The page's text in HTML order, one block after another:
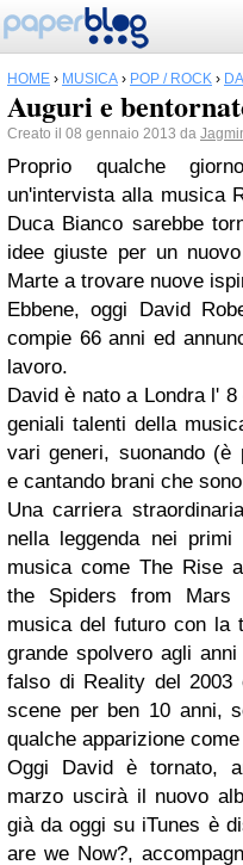
HOME › MUSICA › POP / ROCK ›
Auguri e
Creato il 08 gennaio 2013 da
Proprio qualche
un'intervista alla musica
Duca Bianco sarebbe
idee giuste per un
Marte a trovare nuove
Ebbene, oggi David
compie 66 anni ed
lavoro.
David è nato a Londra l'
geniali talenti della
vari generi, suonando (è
e cantando brani che
Una carriera
nella leggenda nei
musica come The Rise
the Spiders from
musica del futuro con la
grande spolvero agli
falso di Reality del 2003
scene per ben 10 anni,
qualche apparizione
Oggi David è tornato,
marzo uscirà il nuovo
già da oggi su iTunes è
are we Now?,